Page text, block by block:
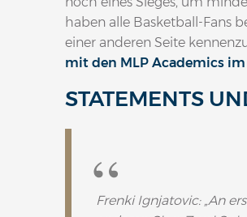
haben alle Basketball-Fans
einer anderen Seite
mit den MLP Academics
STATEMENTS
Frenki Ignjatovic: „An